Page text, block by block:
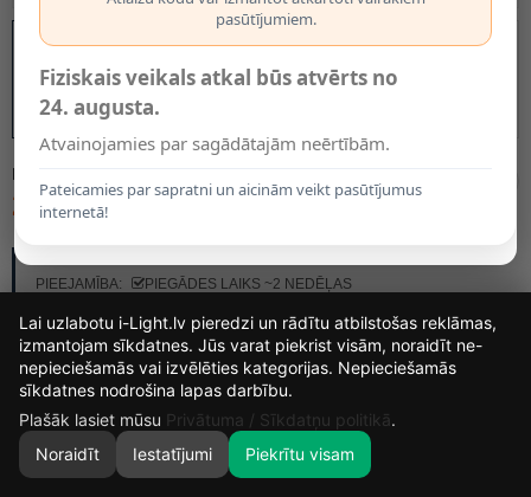
0
MODELIS:
279.50€
PIEEJAMĪBA:
PIEGĀDES LAIKS ~2 NEDĒĻAS
pasūtījumiem.
Fiziskais veikals atkal būs atvērts no
24. augusta.
Atvainojamies par sagādātajām neērtībām.
Pateicamies par sapratni un aicinām veikt pasūtījumus
internetā!
13
DIENAS
16
STUNDAS
37
MIN.
11
Lai uzlabotu i-Light.lv pieredzi un rādītu atbilstošas reklāmas,
izmantojam sīkdatnes. Jūs varat piekrist visām, noraidīt ne-
nepieciešamās vai izvēlēties kategorijas. Nepieciešamās
sīkdatnes nodrošina lapas darbību.
Plašāk lasiet mūsu Privātuma / Sīkdatņu politikā.
Noraidīt
Iestatījumi Piekrītu visam